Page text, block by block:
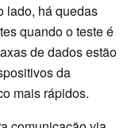
lado, há quedas
quando o teste é
de dados estão
da
mais rápidos.